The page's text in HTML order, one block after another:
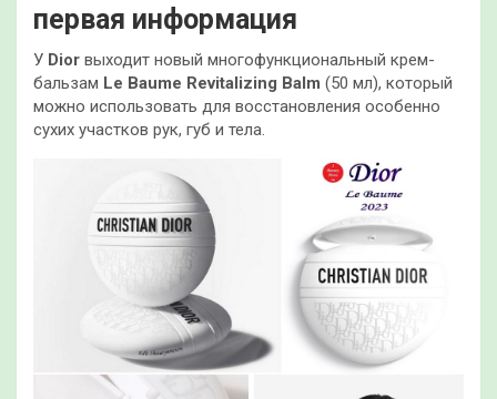
первая информация
У Dior выходит новый многофункциональный крем-
бальзам Le Baume Revitalizing Balm (50 мл), который
можно использовать для восстановления особенно
сухих участков рук, губ и тела.